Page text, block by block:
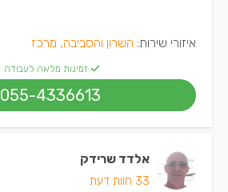
איזורי שירות: השרון והסביבה, מרכז
זמינות מלאה לעבודה
055-4336613
אלדד שרידק
33 חוות דעת